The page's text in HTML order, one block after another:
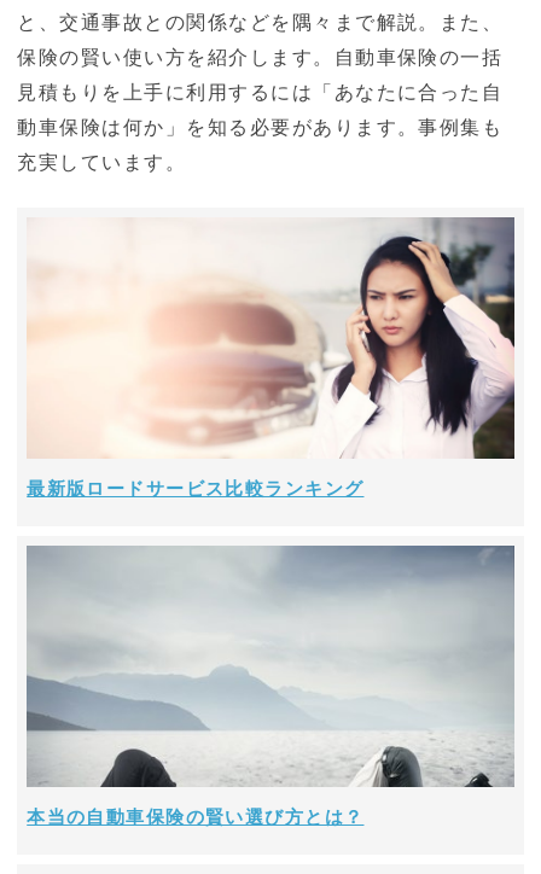
と、交通事故との関係などを隅々まで解説。また、
保険の賢い使い方を紹介します。自動車保険の一括
見積もりを上手に利用するには「あなたに合った自
動車保険は何か」を知る必要があります。事例集も
充実しています。
最新版ロードサービス比較ランキング
本当の自動車保険の賢い選び方とは？